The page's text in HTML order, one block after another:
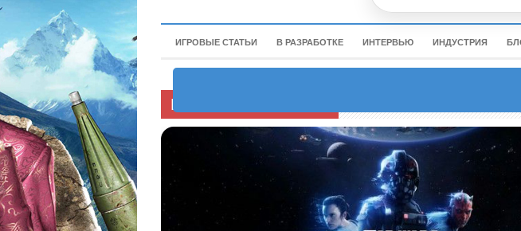
ИГРОВЫЕ СТАТЬИ В РАЗРАБОТКЕ ИНТЕРВЬЮ ИНДУСТРИЯ
Блоги пользователей